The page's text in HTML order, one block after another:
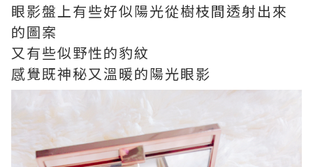
眼影盤上有些好似陽光從樹枝間透射出來
的圖案
又有些似野性的豹紋
感覺既神秘又溫暖的陽光眼影